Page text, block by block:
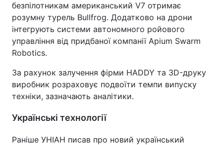
безпілотникам американський V7 отримає
розумну турель Bullfrog. Додатково на дрони
інтегрують системи автономного ройового
управління від придбаної компанії Apium Swarm
Robotics.
За рахунок залучення фірми HADDY та 3D-друку
виробник розраховує подвоїти темпи випуску
техніки, зазначають аналітики.
Українські технології
Раніше УНІАН писав про новий український